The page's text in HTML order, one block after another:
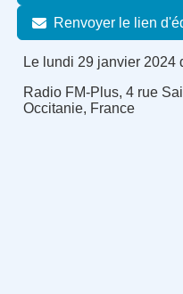
Renvoyer le lien
Le lundi 29 janvier 2024
Radio FM-Plus, 4 rue
Occitanie, France